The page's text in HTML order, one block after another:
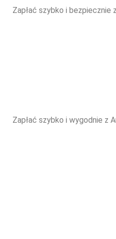
Zapłać szybko i bezpiecznie
Zapłać szybko i wygodnie z